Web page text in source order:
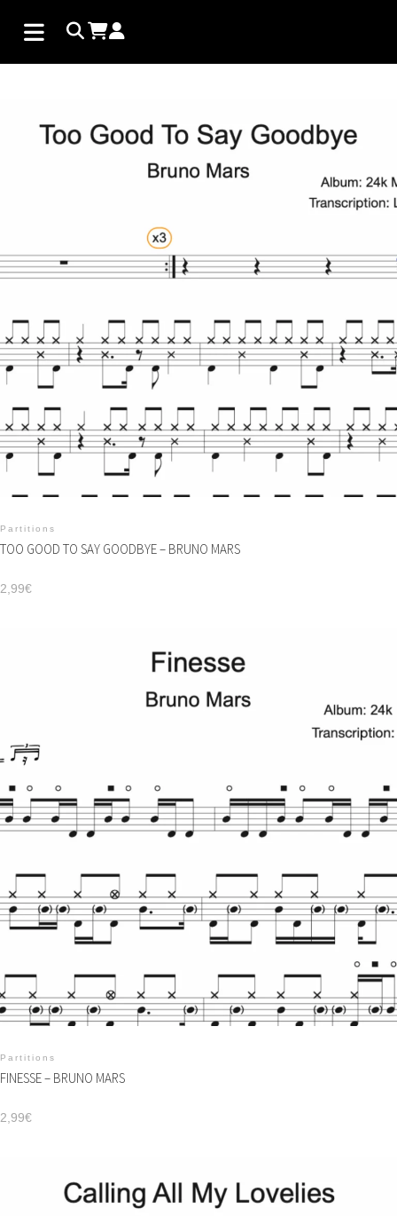
Partitions
TOO GOOD TO SAY GOODBYE – BRUNO MARS
2,99€
Partitions
FINESSE – BRUNO MARS
2,99€